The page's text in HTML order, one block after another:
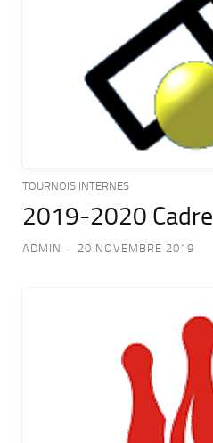
TOURNOIS INTERNES
2019-2020 Cadre
ADMIN 20 NOVEMBRE 2019